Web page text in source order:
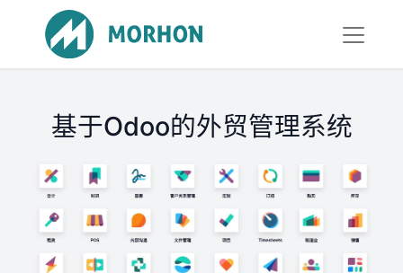
基于Odoo的外贸管理系统